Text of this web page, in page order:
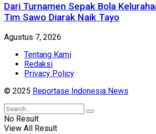
Dari Turnamen Sepak Bola
Tim Sawo Diarak Naik Tayo
Agustus 7, 2026
Tentang Kami
Redaksi
Privacy Policy
© 2025 Reportase Indonesia News
No Result
View All Result